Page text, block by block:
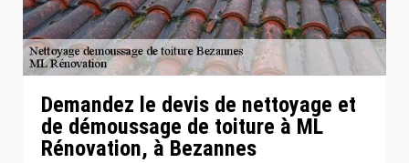
Demandez le devis de nettoyage et
de démoussage de toiture à ML
Rénovation, à Bezannes